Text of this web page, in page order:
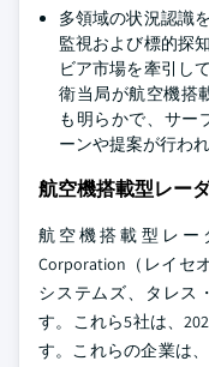
多領域の状況認識
監視および標的探
ビア市場を牽引し
衛当局が航空機搭
も明らかで、サー
ーンや提案が行われ
航空機搭載型レー
航空機搭載型レー
Corporation（レイセ
システムズ、タレス
す。これら5社は、
す。これらの企業は